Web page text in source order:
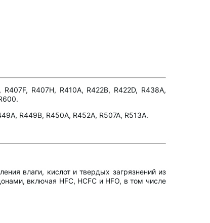
R407H, R410A, R422B, R422D, R438A,
R449B, R450A, R452A, R507A, R513A.
влаги, кислот и твердых загрязнений из
включая HFC, HCFC и HFO, в том числе